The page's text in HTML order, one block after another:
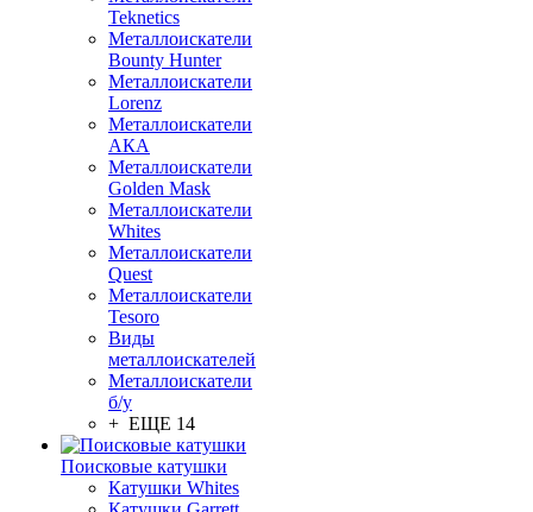
Teknetics
Металлоискатели
Bounty Hunter
Металлоискатели
Lorenz
Металлоискатели
АКА
Металлоискатели
Golden Mask
Металлоискатели
Whites
Металлоискатели
Quest
Металлоискатели
Tesoro
Виды
металлоискателей
Металлоискатели
б/у
+ ЕЩЕ 14
Поисковые катушки
Катушки Whites